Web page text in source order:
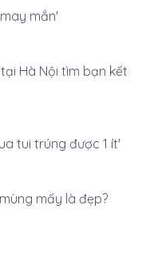
mắn'
Hà Nội tìm bạn kết
tui trúng được 1 ít'
mấy là đẹp?